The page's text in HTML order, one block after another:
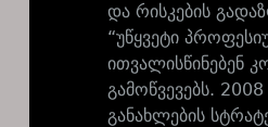
და რისკების
“უწყვეტი
ითვალისწინებენ
გამოწვევებს.
განახლების